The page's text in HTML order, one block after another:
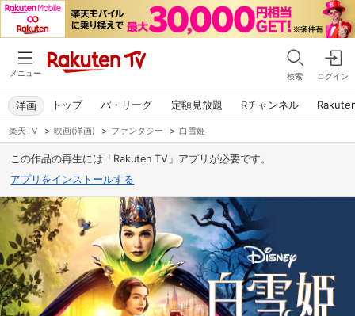
メニュー 検索 ログイン
トップ パ・リーグ 定額見放題 Rチャンネル
洋画
楽天TV > 映画(洋画) > ファンタジー > 白雪姫
この作品の再生には「Rakuten TV」アプリが必要です。
アプリをインストールする